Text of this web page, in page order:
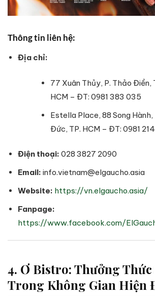
Thông tin liên hệ:
Địa chỉ:
77 Xuân Thủy, P. Thảo Điền,
HCM – ĐT: 0981 383 035
Estella Place, 88 Song Hành,
Đức, TP. HCM – ĐT: 0981 214
Điện thoại: 028 3827 2090
Email: info.vietnam@elgaucho.asia
Website: https://vn.elgaucho.asia/
Fanpage:
https://www.facebook.com/
4. Ơ Bistro: Thưởng Thức
Trong Không Gian Hiện